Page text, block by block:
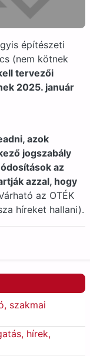
építészeti
(nem kötnek
tervezői
2025. január
azok
jogszabály
az
azzal, hogy
az OTÉK
híreket hallani).
szakmai
hírek,